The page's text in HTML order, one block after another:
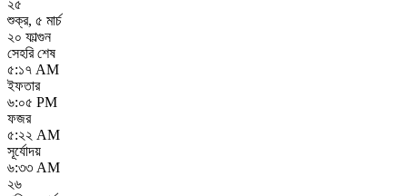
২৫
শুক্র, ৫ মার্চ
২০ ফাল্গুন
সেহরি শেষ
৫:১৭ AM
ইফতার
৬:০৫ PM
ফজর
৫:২২ AM
সূর্যোদয়
৬:৩৩ AM
২৬